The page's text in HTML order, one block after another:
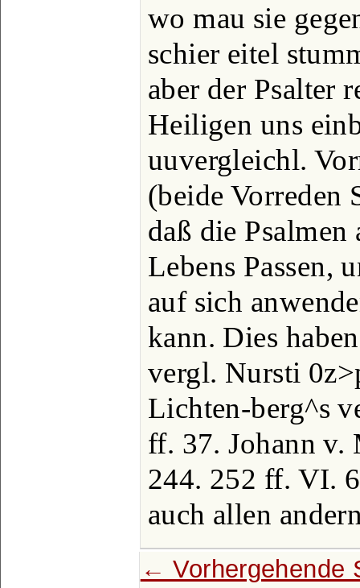
wo mau sie
schier eitel
aber der Psalter
Heiligen uns
uuvergleichl.
(beide Vorreden
daß die
Lebens Passen,
auf sich
kann. Dies
vergl. Nursti
Lichten-berg^s
ff. 37. Johann v.
244. 252 ff. VI.
auch allen
← Vorhergehende